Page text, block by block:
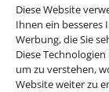
Diese Website
Ihnen ein besseres
Werbung, die Sie
Diese
um zu verstehen,
Website weiter zu